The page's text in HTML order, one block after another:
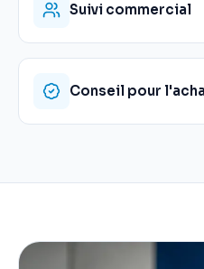
Suivi commercial
Conseil pour